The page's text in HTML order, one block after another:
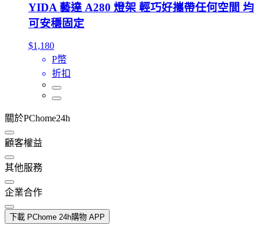
YIDA 藝達 A280 燈架 輕巧好攜帶任何空間 均
可安穩固定
$1,180
P幣
折扣
關於PChome24h
顧客權益
其他服務
企業合作
下載 PChome 24h購物 APP